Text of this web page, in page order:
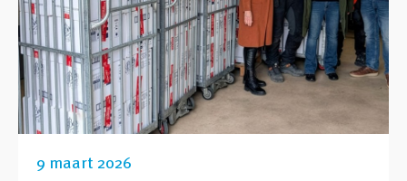
9 maart 2026